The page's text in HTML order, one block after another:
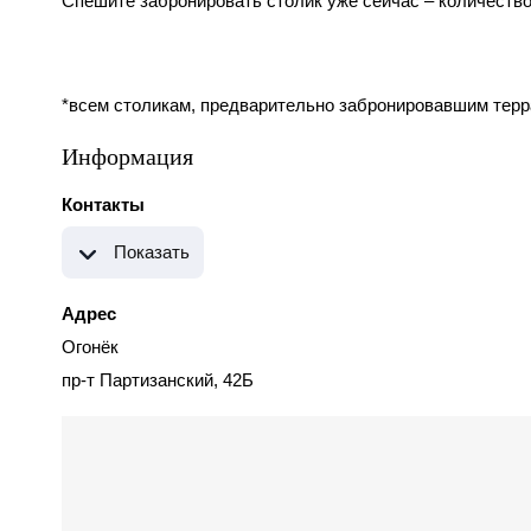
*всем столикам, предварительно забронировавшим
Информация
Контакты
Показать
Адрес
Огонёк
пр-т Партизанский, 42Б